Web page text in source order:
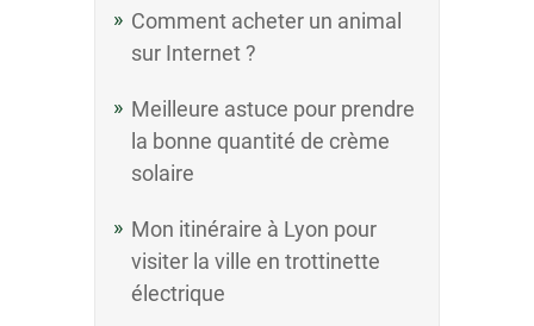
Comment acheter un animal
sur Internet ?
Meilleure astuce pour prendre
la bonne quantité de crème
solaire
Mon itinéraire à Lyon pour
visiter la ville en trottinette
électrique